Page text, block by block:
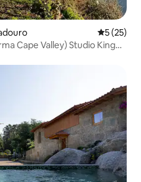
Scor
5 (25)
Valley) Studio King
Alegerea oaspeților